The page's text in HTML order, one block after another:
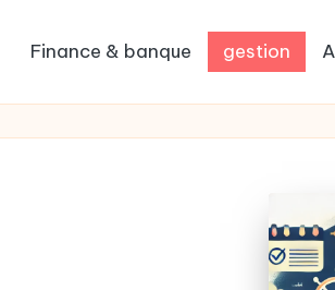
Finance & banque gestion